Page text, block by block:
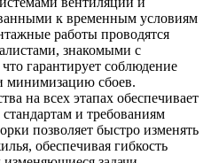
к временным условиям
работы проводятся
знакомыми с
гарантирует соблюдение
минимизацию сбоев.
на всех этапах обеспечивает
и требованиям
позволяет быстро изменять
обеспечивая гибкость